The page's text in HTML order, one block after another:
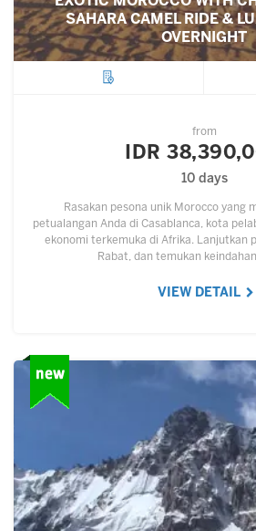
SAHARA CAMEL RIDE &
OVERNIGHT
from
IDR
10 days
Rasakan pesona unik Morocco yang
petualangan Anda di Casablanca, kota
ekonomi terkemuka di Afrika. Lanjutkan
Rabat, dan temukan
VIEW DETAIL